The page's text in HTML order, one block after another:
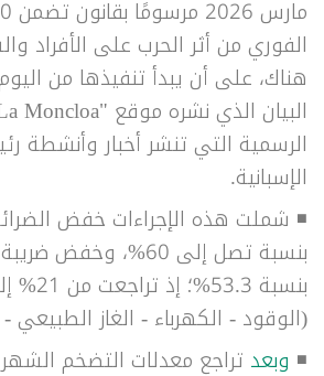
الفوري من أثر الحرب على الأفراد
هناك، على أن يبدأ تنفيذها من
الرسمية التي تنشر أخبار وأنشطة
الإسبانية.
◾ شملت هذه الإجراءات خفض
بنسبة تصل إلى 60%،
(الوقود - الكهرباء - الغاز
◾ وبعد تراجع معدلات التضخم